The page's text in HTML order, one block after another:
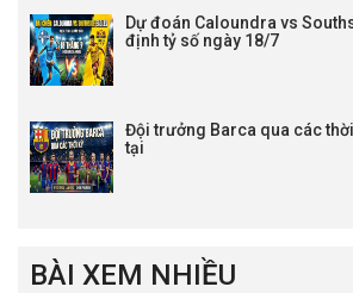
Dự đoán Caloundra vs
định tỷ số ngày 18/7
Đội trưởng Barca qua các
tại
BÀI XEM NHIỀU